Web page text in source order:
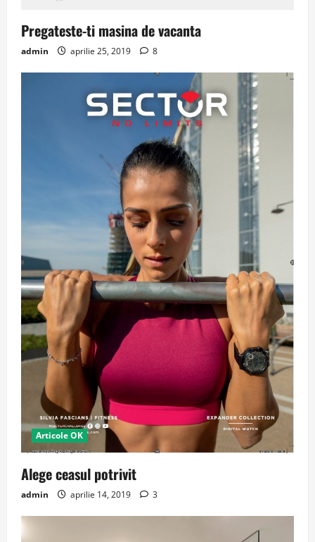
Pregateste-ti masina de vacanta
admin aprilie 25, 2019 8
Articole OK
Alege ceasul potrivit
admin aprilie 14, 2019 3